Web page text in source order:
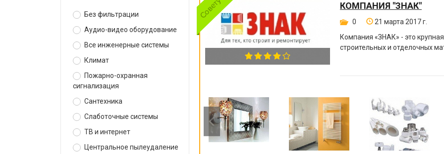
Без фильтрации
Аудио-видео оборудование
Все инженерные системы
Климат
Пожарно-охранная
сигнализация
Сантехника
Слаботочные системы
ТВ и интернет
Центральное пылеудаление
КОМПАНИЯ "ЗНАК"
0
21 марта 2017 г.
Компания «ЗНАК» - это
строительных и отделочных